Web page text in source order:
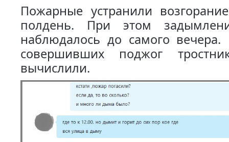
Пожарные устранили
полдень. При этом
наблюдалось до самого вечера.
совершивших поджог
вычислили.